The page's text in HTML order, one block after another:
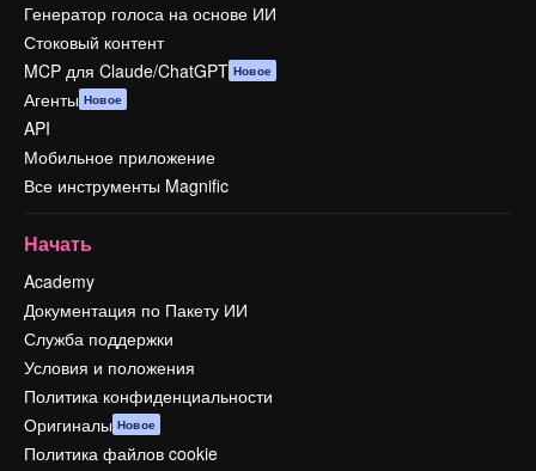
Генератор голоса на основе ИИ
Стоковый контент
MCP для Claude/ChatGPT Новое
Агенты Новое
API
Мобильное приложение
Все инструменты Magnific
Начать
Academy
Документация по Пакету ИИ
Служба поддержки
Условия и положения
Политика конфиденциальности
Оригиналы Новое
Политика файлов cookie